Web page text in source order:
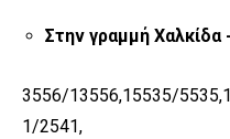
Στην γραμμή Χαλκίδα
3556/13556,15535/
1/2541,